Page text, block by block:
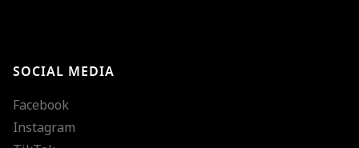
SOCIAL MEDIA
Facebook
Instagram